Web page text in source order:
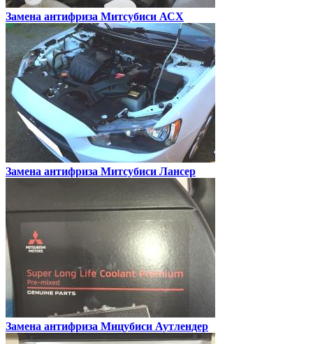
Замена антифриза Митсубиси АСХ
Замена антифриза Митсубиси Лансер
Замена антифриза Мицубиси Аутлендер